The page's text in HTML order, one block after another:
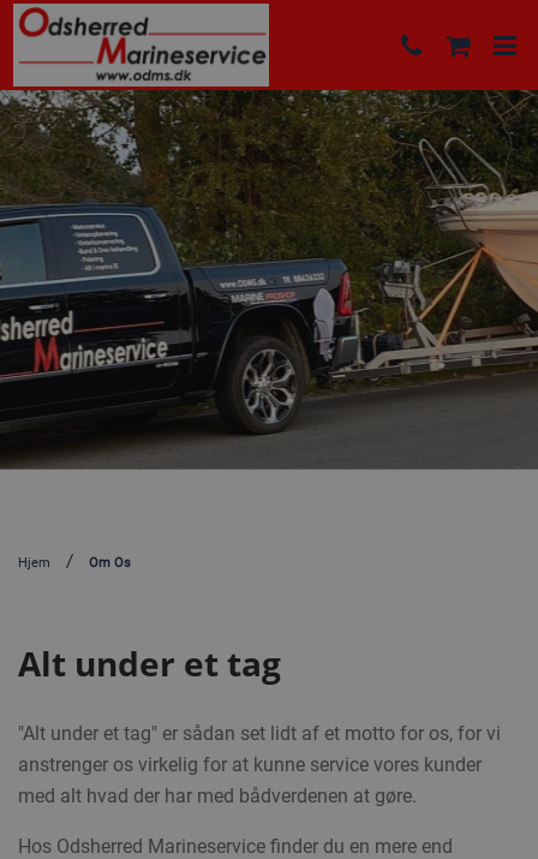
Hjem Om Os
Alt under et tag
"Alt under et tag" er sådan set lidt af et motto for os, for vi
anstrenger os virkelig for at kunne service vores kunder
med alt hvad der har med bådverdenen at gøre.
Hos Odsherred Marineservice finder du en mere end